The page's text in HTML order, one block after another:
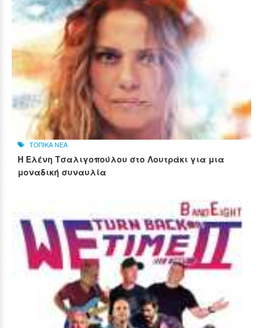
ΤΟΠΙΚΑ ΝΕΑ
Η Ελένη Τσαλιγοπούλου στο Λουτράκι για μια
μοναδική συναυλία